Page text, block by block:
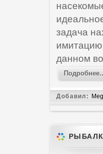
задача
имитацию
данном
Добавил: